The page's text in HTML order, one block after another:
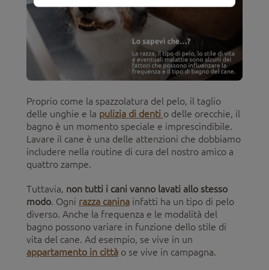
Proprio come la spazzolatura del pelo, il taglio
delle unghie e la pulizia di denti o delle orecchie, il
bagno è un momento speciale e imprescindibile.
Lavare il cane è una delle attenzioni che dobbiamo
includere nella routine di cura del nostro amico a
quattro zampe.
Tuttavia, non tutti i cani vanno lavati allo stesso
modo. Ogni razza canina infatti ha un tipo di pelo
diverso. Anche la frequenza e le modalità del
bagno possono variare in funzione dello stile di
vita del cane. Ad esempio, se vive in un
appartamento in città o se vive in campagna.